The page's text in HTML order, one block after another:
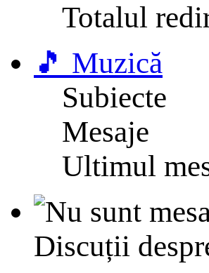
Totalul
🎵 Muzică
Subiecte
Mesaje
Ultimul
Discuții